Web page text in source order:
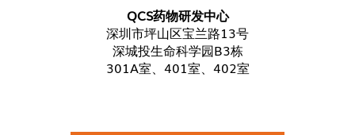
QCS药物研发中心
深圳市坪山区宝兰路13号
深城投生命科学园B3栋
301A室、401室、402室